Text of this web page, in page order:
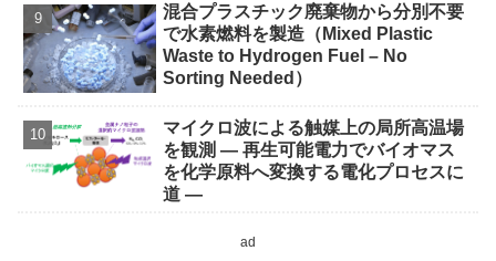
混合プラスチック廃棄物から分別不要
で水素燃料を製造（Mixed Plastic
Waste to Hydrogen Fuel – No
Sorting Needed）
マイクロ波による触媒上の局所高温場
を観測 ― 再生可能電力でバイオマス
を化学原料へ変換する電化プロセスに
道 ―
ad